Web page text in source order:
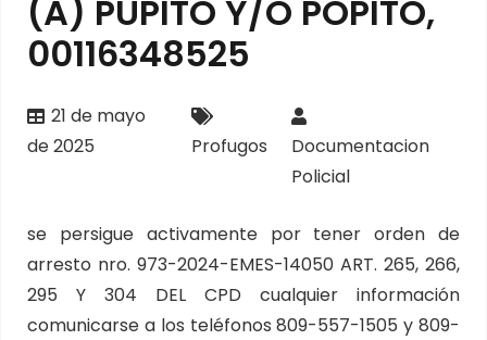
(A) PUPITO Y/O POPITO,
00116348525
21 de mayo
de 2025
Profugos
Documentacion
Policial
se persigue activamente por tener orden de
arresto nro. 973-2024-EMES-14050 ART. 265, 266,
295 Y 304 DEL CPD cualquier información
comunicarse a los teléfonos 809-557-1505 y 809-